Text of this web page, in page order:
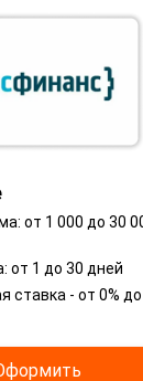
от 1 000 до 30
от 1 до 30 дней
ставка - от 0% до